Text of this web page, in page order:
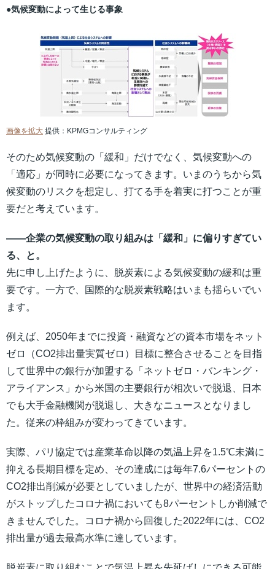
●気候変動によって生じる事象
画像を拡大 提供：KPMGコンサルティング
そのため気候変動の「緩和」だけでなく、気候変動への
「適応」が同時に必要になってきます。いまのうちから気
候変動のリスクを想定し、打てる手を着実に打つことが重
要だと考えています。
――企業の気候変動の取り組みは「緩和」に偏りすぎてい
る、と。
先に申し上げたように、脱炭素による気候変動の緩和は重
要です。一方で、国際的な脱炭素戦略はいまも揺らいでい
ます。
例えば、2050年までに投資・融資などの資本市場をネット
ゼロ（CO2排出量実質ゼロ）目標に整合させることを目指
して世界中の銀行が加盟する「ネットゼロ・バンキング・
アライアンス」から米国の主要銀行が相次いで脱退、日本
でも大手金融機関が脱退し、大きなニュースとなりまし
た。従来の枠組みが変わってきています。
実際、パリ協定では産業革命以降の気温上昇を1.5℃未満に
抑える長期目標を定め、その達成には毎年7.6パーセントの
CO2排出削減が必要としていましたが、世界中の経済活動
がストップしたコロナ禍においても8パーセントしか削減で
きませんでした。コロナ禍から回復した2022年には、CO2
排出量が過去最高水準に達しています。